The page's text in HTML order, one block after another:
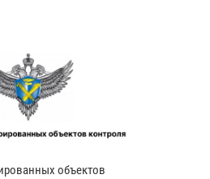
объектов